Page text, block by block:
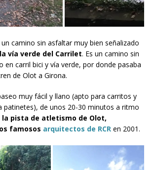
camino sin asfaltar muy bien señalizado
vía verde del Carrilet. Es un camino sin
en carril bici y vía verde, por donde pasaba
de Olot a Girona.
muy fácil y llano (apto para carritos y
patinetes), de unos 20-30 minutos a ritmo
la pista de atletismo de Olot,
famosos arquitectos de RCR en 2001.